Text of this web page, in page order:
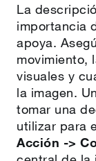
La
importancia
apoya.
movimiento,
visuales y
la imagen.
tomar una
utilizar para
Acción ->